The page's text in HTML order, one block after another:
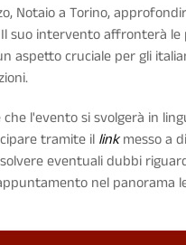
Notaio a Torino,
Il suo intervento affronterà
aspetto cruciale per gli
l'evento si svolgerà in
tramite il linkmesso a
eventuali dubbi
nel panorama